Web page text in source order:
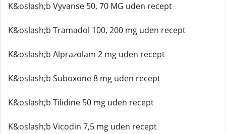
K&oslash;b Vyvanse 50, 70 MG uden recept
K&oslash;b Tramadol 100, 200 mg uden recept
K&oslash;b Alprazolam 2 mg uden recept
K&oslash;b Suboxone 8 mg uden recept
K&oslash;b Tilidine 50 mg uden recept
K&oslash;b Vicodin 7,5 mg uden recept